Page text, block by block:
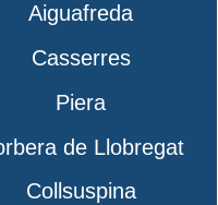
Aiguafreda
Casserres
Piera
de Llobregat
Collsuspina